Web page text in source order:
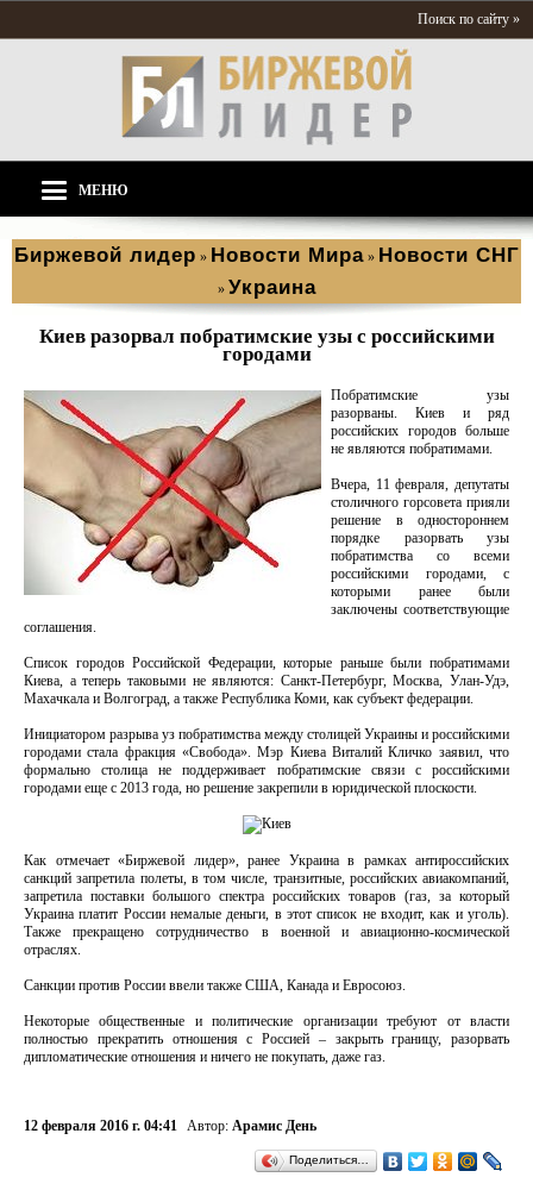
Поиск по сайту »
МЕНЮ
Биржевой лидер » Новости Мира » Новости СНГ
» Украина
Киев разорвал побратимские узы с российскими
городами
Побратимские узы
разорваны. Киев и ряд
российских городов больше
не являются побратимами.
Вчера, 11 февраля, депутаты
столичного горсовета прияли
решение в одностороннем
порядке разорвать узы
побратимства со всеми
российскими городами, с
которыми ранее были
заключены соответствующие
соглашения.
Список городов Российской Федерации, которые раньше были побратимами
Киева, а теперь таковыми не являются: Санкт-Петербург, Москва, Улан-Удэ,
Махачкала и Волгоград, а также Республика Коми, как субъект федерации.
Инициатором разрыва уз побратимства между столицей Украины и российскими
городами стала фракция «Свобода». Мэр Киева Виталий Кличко заявил, что
формально столица не поддерживает побратимские связи с российскими
городами еще с 2013 года, но решение закрепили в юридической плоскости.
Как отмечает «Биржевой лидер», ранее Украина в рамках антироссийских
санкций запретила полеты, в том числе, транзитные, российских авиакомпаний,
запретила поставки большого спектра российских товаров (газ, за который
Украина платит России немалые деньги, в этот список не входит, как и уголь).
Также прекращено сотрудничество в военной и авиационно-космической
отраслях.
Санкции против России ввели также США, Канада и Евросоюз.
Некоторые общественные и политические организации требуют от власти
полностью прекратить отношения с Россией – закрыть границу, разорвать
дипломатические отношения и ничего не покупать, даже газ.
12 февраля 2016 г. 04:41 Автор: Арамис День
Поделиться…